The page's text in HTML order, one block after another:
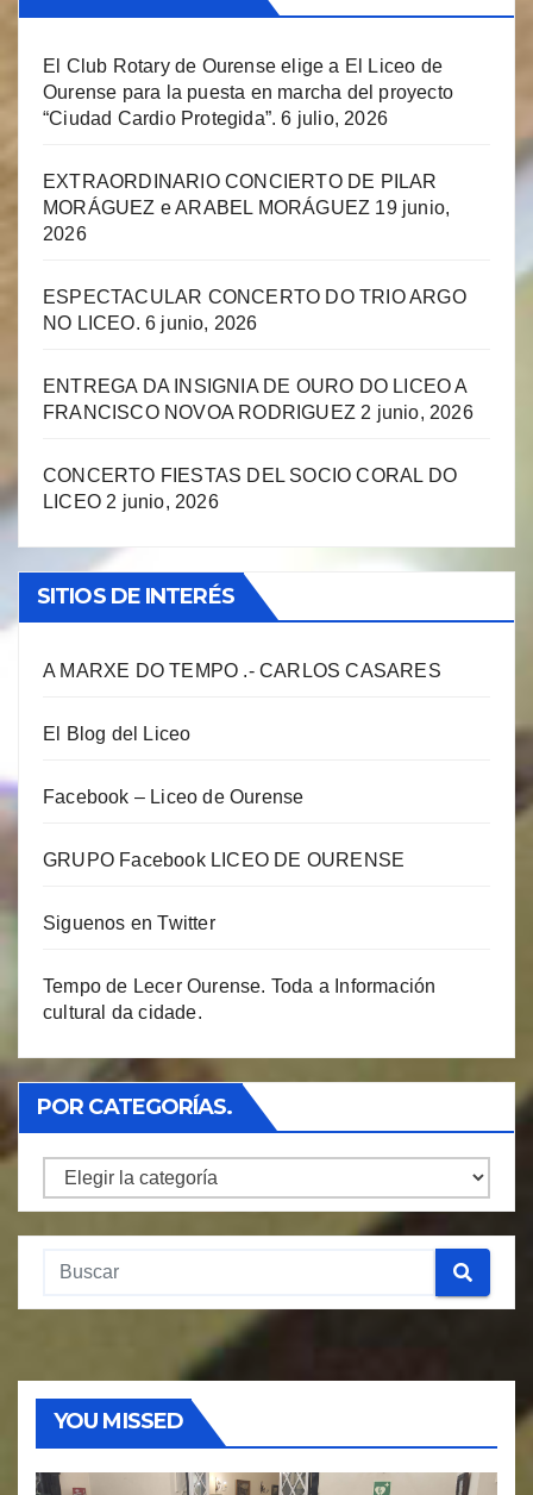
El Club Rotary de Ourense elige a El Liceo de
Ourense para la puesta en marcha del proyecto
“Ciudad Cardio Protegida”. 6 julio, 2026
EXTRAORDINARIO CONCIERTO DE PILAR
MORÁGUEZ e ARABEL MORÁGUEZ 19 junio,
2026
ESPECTACULAR CONCERTO DO TRIO ARGO
NO LICEO. 6 junio, 2026
ENTREGA DA INSIGNIA DE OURO DO LICEO A
FRANCISCO NOVOA RODRIGUEZ 2 junio, 2026
CONCERTO FIESTAS DEL SOCIO CORAL DO
LICEO 2 junio, 2026
SITIOS DE INTERÉS
A MARXE DO TEMPO .- CARLOS CASARES
El Blog del Liceo
Facebook – Liceo de Ourense
GRUPO Facebook LICEO DE OURENSE
Siguenos en Twitter
Tempo de Lecer Ourense. Toda a Información
cultural da cidade.
POR CATEGORÍAS.
Por
Categorías.
YOU MISSED